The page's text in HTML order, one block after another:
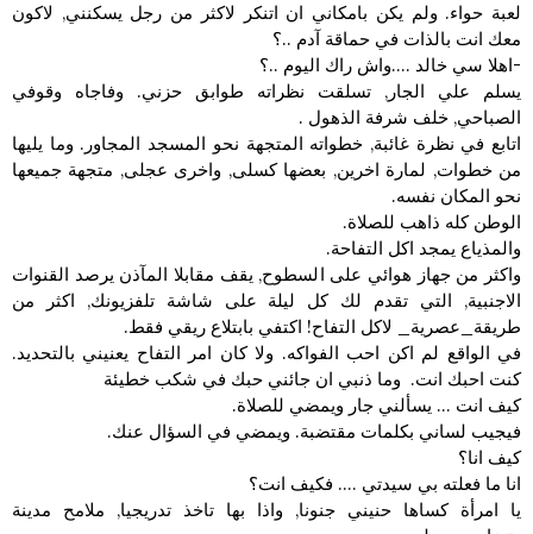
لعبة حواء. ولم يكن بامكاني ان اتنكر لاكثر من رجل يسكنني, لاكون
معك انت بالذات في حماقة آدم ..؟
-اهلا سي خالد ….واش راك اليوم ..؟
يسلم علي الجار, تسلقت نظراته طوابق حزني. وفاجاه وقوفي
الصباحي, خلف شرفة الذهول .
اتابع في نظرة غائبة, خطواته المتجهة نحو المسجد المجاور. وما يليها
من خطوات, لمارة اخرين, بعضها كسلى, واخرى عجلى, متجهة جميعها
نحو المكان نفسه.
الوطن كله ذاهب للصلاة.
والمذياع يمجد اكل التفاحة.
واكثر من جهاز هوائي على السطوح, يقف مقابلا المآذن يرصد القنوات
الاجنبية, التي تقدم لك كل ليلة على شاشة تلفزيونك, اكثر من
طريقة_عصرية_ لاكل التفاح! اكتفي بابتلاع ريقي فقط.
في الواقع لم اكن احب الفواكه. ولا كان امر التفاح يعنيني بالتحديد.
كنت احبك انت. وما ذنبي ان جائني حبك في شكب خطيئة
كيف انت … يسألني جار ويمضي للصلاة.
فيجيب لساني بكلمات مقتضبة. ويمضي في السؤال عنك.
كيف انا؟
انا ما فعلته بي سيدتي …. فكيف انت؟
يا امرأة كساها حنيني جنونا, واذا بها تاخذ تدريجيا, ملامح مدينة